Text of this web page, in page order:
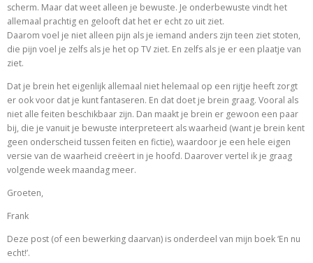
scherm. Maar dat weet alleen je bewuste. Je onderbewuste vindt het
allemaal prachtig en gelooft dat het er echt zo uit ziet.
Daarom voel je niet alleen pijn als je iemand anders zijn teen ziet stoten,
die pijn voel je zelfs als je het op TV ziet. En zelfs als je er een plaatje van
ziet.
Dat je brein het eigenlijk allemaal niet helemaal op een rijtje heeft zorgt
er ook voor dat je kunt fantaseren. En dat doet je brein graag. Vooral als
niet alle feiten beschikbaar zijn. Dan maakt je brein er gewoon een paar
bij, die je vanuit je bewuste interpreteert als waarheid (want je brein kent
geen onderscheid tussen feiten en fictie), waardoor je een hele eigen
versie van de waarheid creëert in je hoofd. Daarover vertel ik je graag
volgende week maandag meer.
Groeten,
Frank
Deze post (of een bewerking daarvan) is onderdeel van mijn boek ‘En nu
echt!’.